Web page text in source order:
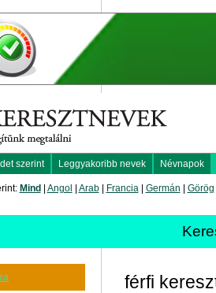
szerint Leggyakoribb nevek Névnapok
Mind Angol Arab| Francia| Germán Görög
férfi